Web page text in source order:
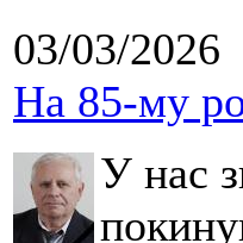
03/03/2026
На 85-му
У нас